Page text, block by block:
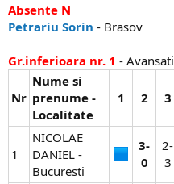
Absente N
Petrariu Sorin - Brasov
Gr.inferioara nr. 1 - Avansati
Nr
Nume si
prenume -
Localitate
1 2 3
1
NICOLAE
DANIEL -
Bucuresti
3-
0
2-
3​